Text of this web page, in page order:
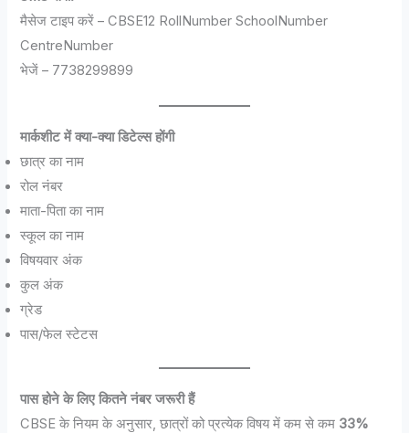
मैसेज टाइप करें – CBSE12 RollNumber SchoolNumber
CentreNumber
भेजें – 7738299899
मार्कशीट में क्या-क्या डिटेल्स होंगी
छात्र का नाम
रोल नंबर
माता-पिता का नाम
स्कूल का नाम
विषयवार अंक
कुल अंक
ग्रेड
पास/फेल स्टेटस
पास होने के लिए कितने नंबर जरूरी हैं
CBSE के नियम के अनुसार, छात्रों को प्रत्येक विषय में कम से कम 33%